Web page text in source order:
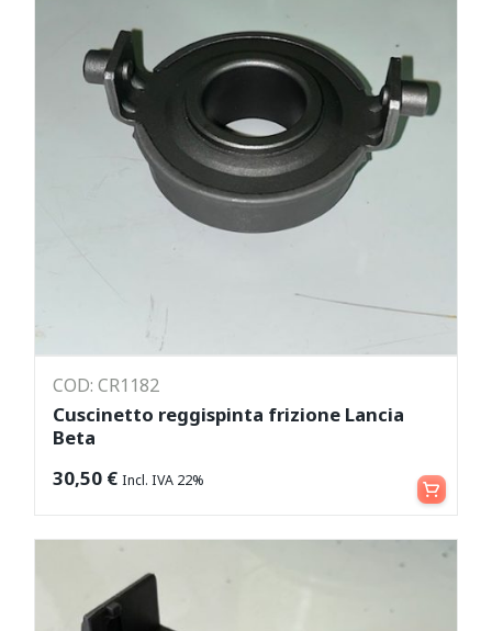
COD: CR1182
Cuscinetto reggispinta frizione Lancia
Beta
30,50 € Incl. IVA 22% Aggiungi al carrello